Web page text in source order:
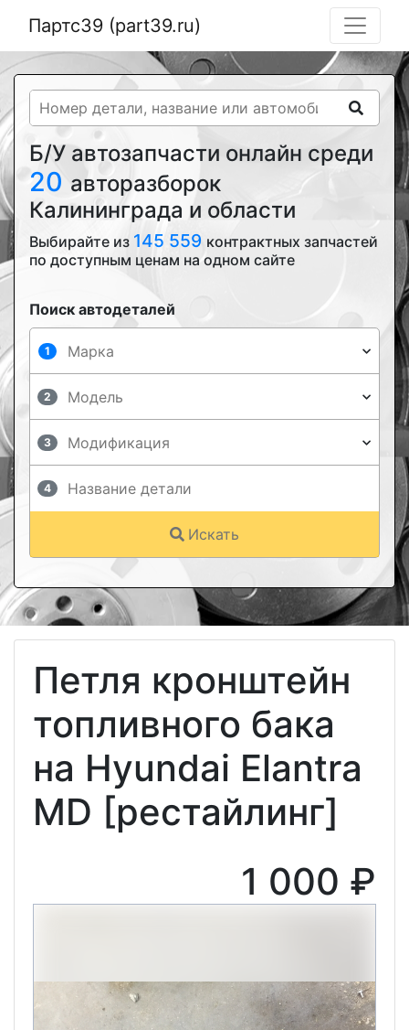
Партс39 (part39.ru)
Б/У автозапчасти онлайн среди
20 авторазборок
Калининграда и области
Выбирайте из 145 559 контрактных запчастей
по доступным ценам на одном сайте
Поиск автодеталей
1
2
3
4
Искать
Петля кронштейн
топливного бака
на Hyundai Elantra
MD [рестайлинг]
1 000 ₽